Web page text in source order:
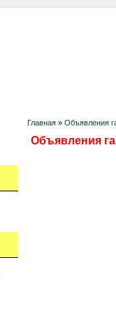
Главная » Объявления
Объявления